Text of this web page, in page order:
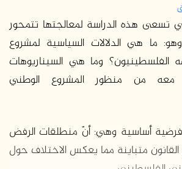
تسعى هذه الدراسة لمعالجتها تتمحور
ما هي الدلالات السياسية لمشروع
الفلسطينيون؟ وما هي السيناريوهات
معه من منظور المشروع الوطني
أساسية وهي: أنّ منطلقات الرفض
متباينة مما يعكس الاختلاف حول